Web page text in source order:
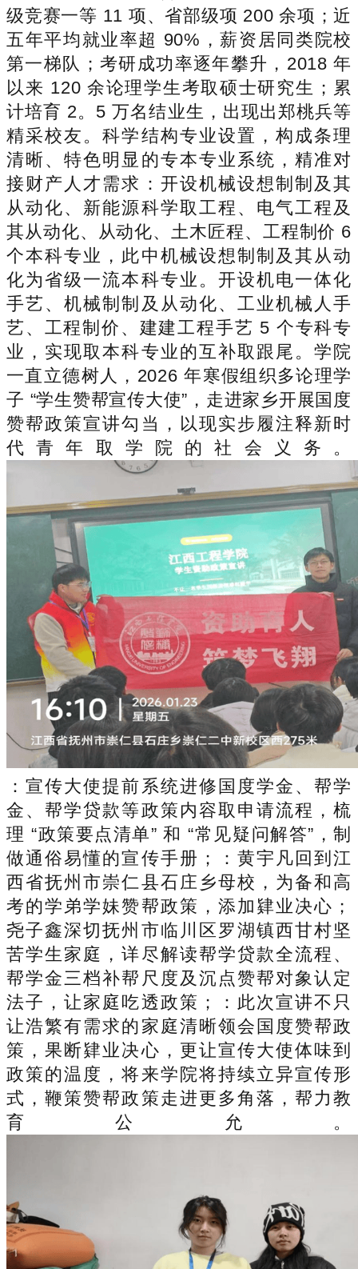
级竞赛一等 11 项、省部级项 200 余项；近
五年平均就业率超 90%，薪资居同类院校
第一梯队；考研成功率逐年攀升，2018 年
以来 120 余论理学生考取硕士研究生；累
计培育 2。5 万名结业生，出现出郑桃兵等
精采校友。科学结构专业设置，构成条理
清晰、特色明显的专本专业系统，精准对
接财产人才需求：开设机械设想制制及其
从动化、新能源科学取工程、电气工程及
其从动化、从动化、土木匠程、工程制价 6
个本科专业，此中机械设想制制及其从动
化为省级一流本科专业。开设机电一体化
手艺、机械制制及从动化、工业机械人手
艺、工程制价、建建工程手艺 5 个专科专
业，实现取本科专业的互补取跟尾。学院
一直立德树人，2026 年寒假组织多论理学
子 “学生赞帮宣传大使”，走进家乡开展国度
赞帮政策宣讲勾当，以现实步履注释新时
代青年取学院的社会义务。
：宣传大使提前系统进修国度学金、帮学
金、帮学贷款等政策内容取申请流程，梳
理 “政策要点清单” 和 “常见疑问解答”，制
做通俗易懂的宣传手册；：黄宇凡回到江
西省抚州市崇仁县石庄乡母校，为备和高
考的学弟学妹赞帮政策，添加肄业决心；
尧子鑫深切抚州市临川区罗湖镇西甘村坚
苦学生家庭，详尽解读帮学贷款全流程、
帮学金三档补帮尺度及沉点赞帮对象认定
法子，让家庭吃透政策；：此次宣讲不只
让浩繁有需求的家庭清晰领会国度赞帮政
策，果断肄业决心，更让宣传大使体味到
政策的温度，将来学院将持续立异宣传形
式，鞭策赞帮政策走进更多角落，帮力教
育公允。